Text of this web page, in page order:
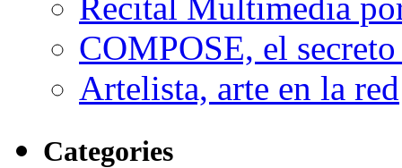
Recital Multimedia
COMPOSE, el
Artelista, arte en la red
Categories